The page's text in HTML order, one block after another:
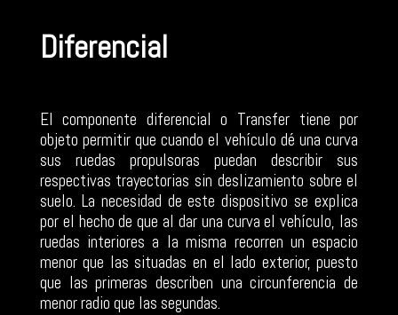
Diferencial
El componente diferencial o Transfer tiene por
objeto permitir que cuando el vehículo dé una curva
sus ruedas propulsoras puedan describir sus
respectivas trayectorias sin deslizamiento sobre el
suelo. La necesidad de este dispositivo se explica
por el hecho de que al dar una curva el vehículo, las
ruedas interiores a la misma recorren un espacio
menor que las situadas en el lado exterior, puesto
que las primeras describen una circunferencia de
menor radio que las segundas.